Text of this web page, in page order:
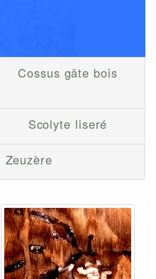
Cossus gâte bois
Scolyte liseré
Zeuzère